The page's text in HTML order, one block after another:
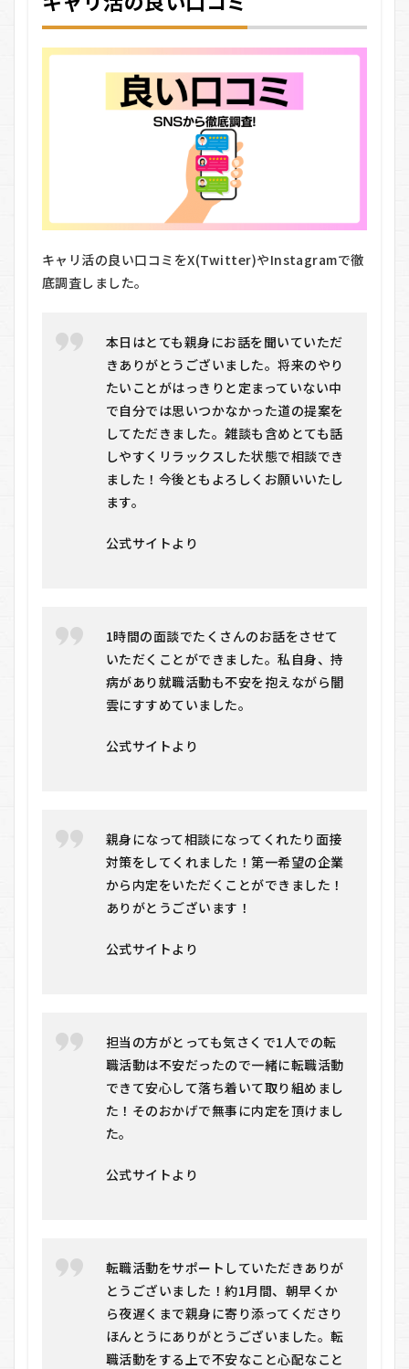
5：企
業へ
の応
アフ
フォ
ロー
リ活
キ
ャ
し
な
るQ
キャリ活の良い口コミをX(Twitter)やInstagramで徹
底調査しました。
本日はとても親身にお話を聞いていただ
きありがとうございました。将来のやり
たいことがはっきりと定まっていない中
で自分では思いつかなかった道の提案を
してただきました。雑談も含めとても話
しやすくリラックスした状態で相談でき
ました！今後ともよろしくお願いいたし
ます。
公式サイトより
1時間の面談でたくさんのお話をさせて
いただくことができました。私自身、持
病があり就職活動も不安を抱えながら闇
雲にすすめていました。
公式サイトより
親身になって相談になってくれたり面接
対策をしてくれました！第一希望の企業
から内定をいただくことができました！
ありがとうございます！
公式サイトより
担当の方がとっても気さくで1人での転
職活動は不安だったので一緒に転職活動
できて安心して落ち着いて取り組めまし
た！そのおかげで無事に内定を頂けまし
た。
公式サイトより
転職活動をサポートしていただきありが
とうございました！約1月間、朝早くか
ら夜遅くまで親身に寄り添ってくださり
ほんとうにありがとうございました。転
職活動をする上で不安なこと心配なこと